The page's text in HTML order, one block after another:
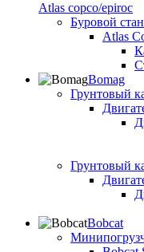
Atlas copco/epiroc
Буровой
Atlas
Bomag
Грунтовый
Грунтовый
Bobcat